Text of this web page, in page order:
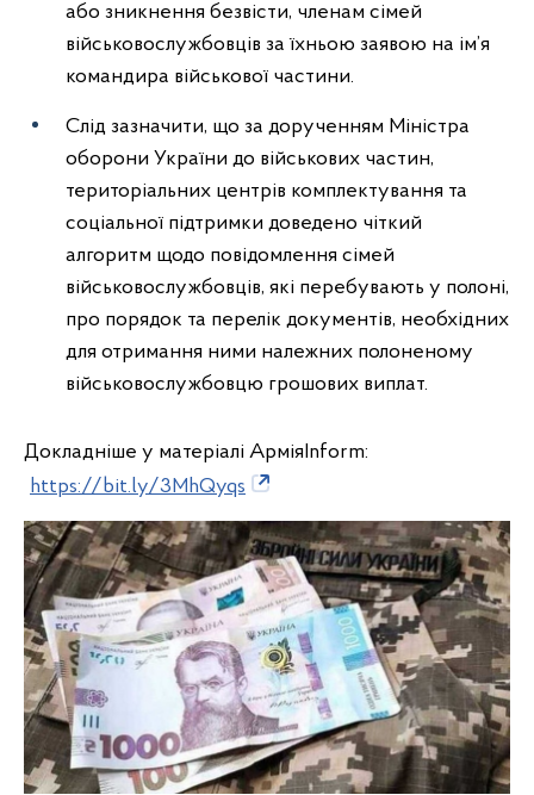
або зникнення безвісти, членам сімей
військовослужбовців за їхньою заявою на ім’я
командира військової частини.
Слід зазначити, що за дорученням Міністра
оборони України до військових частин,
територіальних центрів комплектування та
соціальної підтримки доведено чіткий
алгоритм щодо повідомлення сімей
військовослужбовців, які перебувають у полоні,
про порядок та перелік документів, необхідних
для отримання ними належних полоненому
військовослужбовцю грошових виплат.
Докладніше у матеріалі АрміяInform:
https://bit.ly/3MhQyqs